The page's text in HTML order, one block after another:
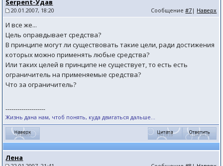
Serpent-Удав
20.01.2007, 18:20 Сообщение#7 | Наверх
И все же...
Цель оправдывает средства?
В принципе могут ли существовать такие цели, ради достижения
которых можно применять любые средства?
Или таких целей в принципе не существует, то есть есть
ограничитель на применяемые средства?
Что за ограничитель?
--------------------
Жизнь дана нам, чтоб понять, куда двигаться дальше...
Лена